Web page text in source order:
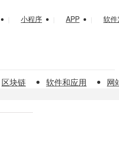
| 小程序 | APP | 软
区块链 软件和应用 网